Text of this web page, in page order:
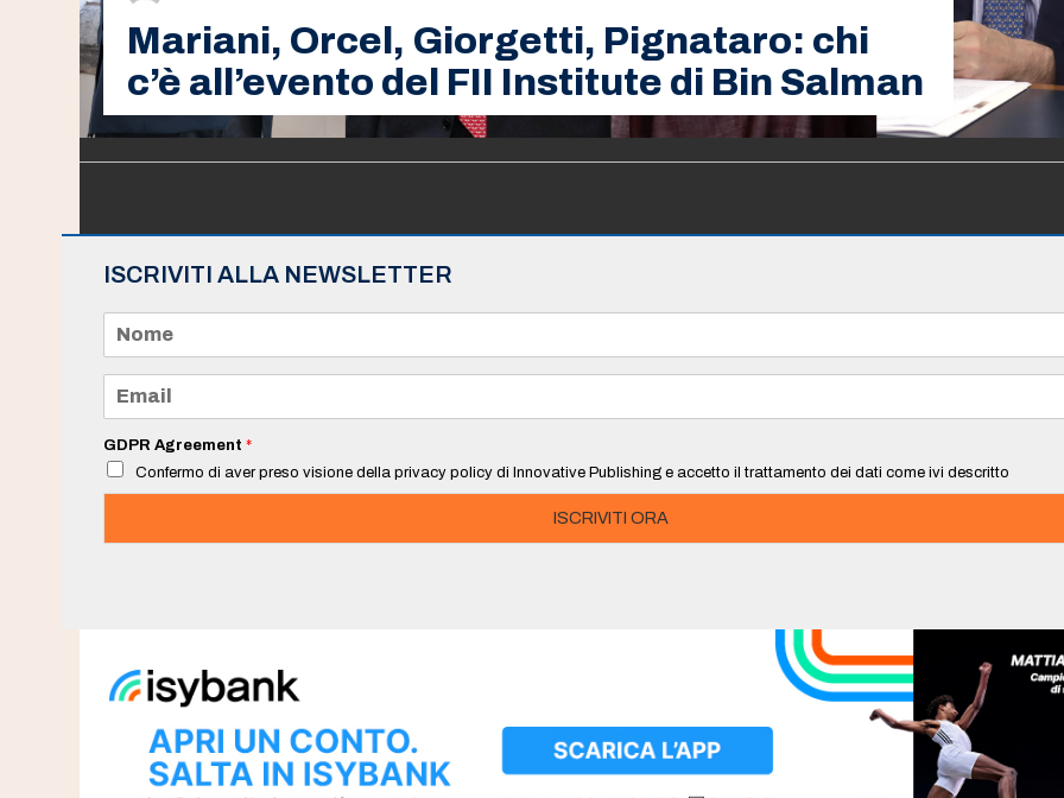
Mariani, Orcel, Giorgetti, Pignataro: chi
c’è all’evento del FII Institute di Bin Salman
ISCRIVITI ALLA NEWSLETTER
m
e
a
i
*
GDPR Agreement *
Confermo di aver preso visione della privacy policy di Innovative Publishing e accetto il trattamento dei dati come ivi descritto
ISCRIVITI ORA